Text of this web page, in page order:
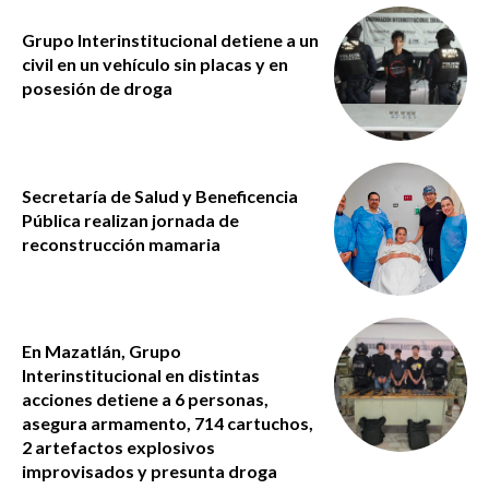
Grupo Interinstitucional detiene a un
civil en un vehículo sin placas y en
posesión de droga
Secretaría de Salud y Beneficencia
Pública realizan jornada de
reconstrucción mamaria
En Mazatlán, Grupo
Interinstitucional en distintas
acciones detiene a 6 personas,
asegura armamento, 714 cartuchos,
2 artefactos explosivos
improvisados y presunta droga